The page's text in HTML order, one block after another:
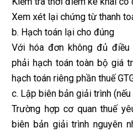
Xem xét lại chứng từ thanh
b. Hạch toán lại cho đúng
Với hóa đơn không đủ điều
phải hạch toán toàn bộ giá
hạch toán riêng phần thuế
c. Lập biên bản giải trình (nếu
Trường hợp cơ quan thuế
biên bản giải trình nguyên